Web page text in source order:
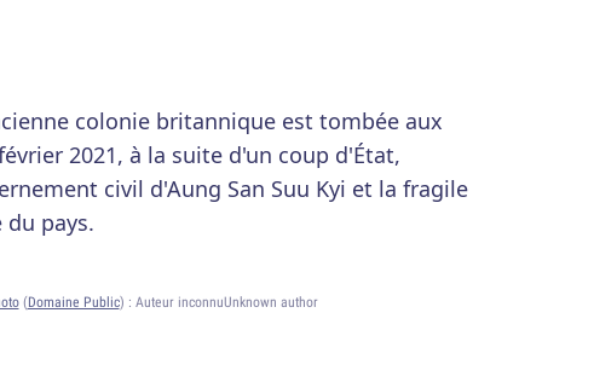
colonie britannique est tombée aux
2021, à la suite d'un coup d'État,
civil d'Aung San Suu Kyi et la fragile
pays.
(Domaine Public) : Auteur inconnuUnknown author